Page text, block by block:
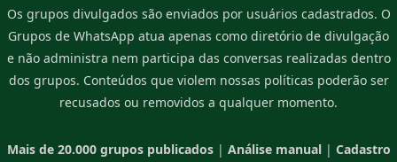
Os grupos divulgados são enviados por usuários cadastrados. O
Grupos de WhatsApp atua apenas como diretório de divulgação
e não administra nem participa das conversas realizadas dentro
dos grupos. Conteúdos que violem nossas políticas poderão ser
recusados ou removidos a qualquer momento.
Mais de 20.000 grupos publicados| Análise manual| Cadastro